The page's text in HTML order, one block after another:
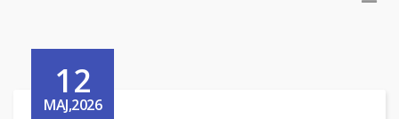
12
MAJ,2026